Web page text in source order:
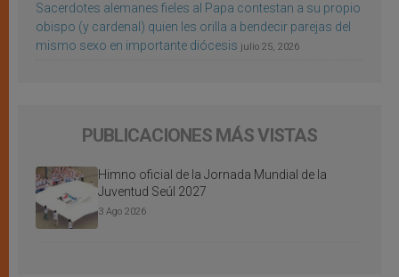
Sacerdotes alemanes fieles al Papa contestan a su propio
obispo (y cardenal) quien les orilla a bendecir parejas del
mismo sexo en importante diócesis julio 25, 2026
PUBLICACIONES MÁS VISTAS
Himno oficial de la Jornada Mundial de la
Juventud Seúl 2027
3 Ago 2026